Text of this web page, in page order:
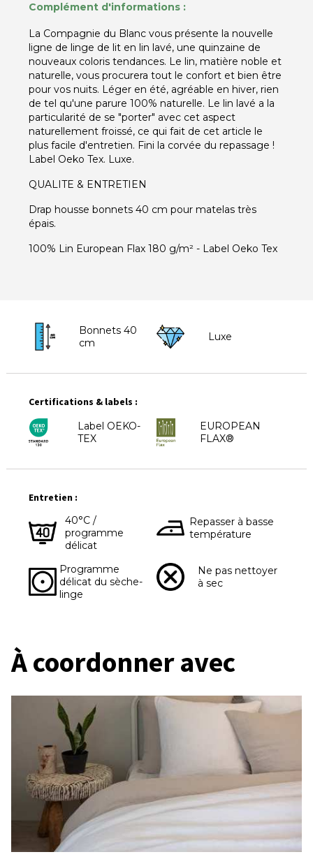
Complément d'informations :
La Compagnie du Blanc vous présente la nouvelle
ligne de linge de lit en lin lavé, une quinzaine de
nouveaux coloris tendances. Le lin, matière noble et
naturelle, vous procurera tout le confort et bien être
pour vos nuits. Léger en été, agréable en hiver, rien
de tel qu'une parure 100% naturelle. Le lin lavé a la
particularité de se "porter" avec cet aspect
naturellement froissé, ce qui fait de cet article le
plus facile d'entretien. Fini la corvée du repassage !
Label Oeko Tex. Luxe.
QUALITE & ENTRETIEN
Drap housse bonnets 40 cm pour matelas très
épais.
100% Lin European Flax 180 g/m² - Label Oeko Tex
Bonnets 40
cm
Luxe
Certifications & labels :
Label OEKO-
TEX
EUROPEAN
FLAX®
Entretien :
40°C /
programme
délicat
Repasser à basse
température
Programme
délicat du sèche-
linge
Ne pas nettoyer
à sec
À coordonner avec